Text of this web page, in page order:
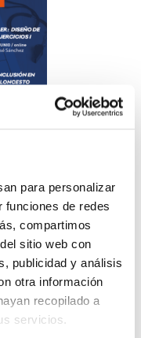
para personalizar
funciones de redes
compartimos
sitio web con
publicidad y análisis
otra información
recopilado a
servicios.
2-3 i el
totalment